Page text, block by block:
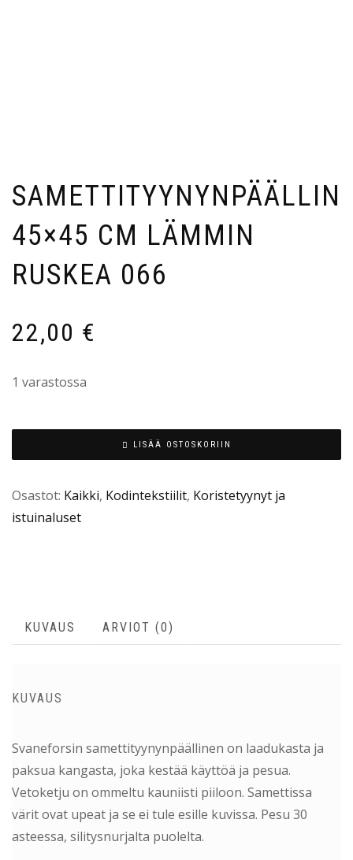
45×45 CM LÄMMIN
RUSKEA 066
22,00 €
1 varastossa
LISÄÄ OSTOSKORIIN
Osastot: Kaikki, Kodintekstiilit, Koristetyynyt ja
istuinaluset
KUVAUS ARVIOT (0)
KUVAUS
Svaneforsin samettityynynpäällinen on laadukasta ja
paksua kangasta, joka kestää käyttöä ja pesua.
Vetoketju on ommeltu kauniisti piiloon. Samettissa
värit ovat upeat ja se ei tule esille kuvissa. Pesu 30
asteessa, silitysnurjalta puolelta.